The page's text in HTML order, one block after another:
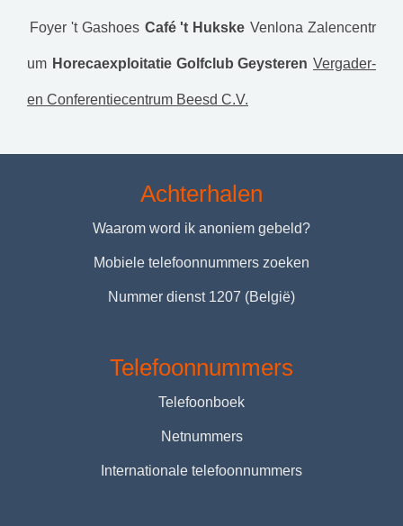
Foyer 't Gashoes Café 't Hukske Venlona Zalencentr
um Horecaexploitatie Golfclub Geysteren Vergader-
en Conferentiecentrum Beesd C.V.
Achterhalen
Waarom word ik anoniem gebeld?
Mobiele telefoonnummers zoeken
Nummer dienst 1207 (België)
Telefoonnummers
Telefoonboek
Netnummers
Internationale telefoonnummers